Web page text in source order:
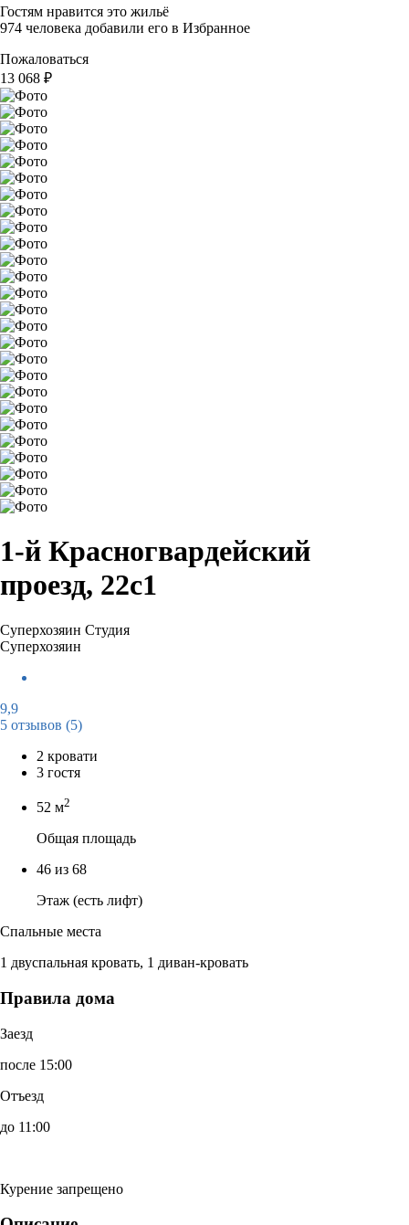
Гостям нравится это жильё
974 человека добавили его в Избранное
Пожаловаться
13 068 ₽
1-й Красногвардейский
проезд, 22с1
Суперхозяин Студия
Суперхозяин
9,9
5 отзывов (5)
2 кровати
3 гостя
52 м2
Общая площадь
46 из 68
Этаж (есть лифт)
Спальные места
1 двуспальная кровать, 1 диван-кровать
Правила дома
Заезд
после 15:00
Отъезд
до 11:00
Курение запрещено